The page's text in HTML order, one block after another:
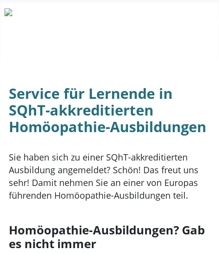
Service für Lernende in
SQhT-akkreditierten
Homöopathie-Ausbildungen
Sie haben sich zu einer SQhT-akkreditierten
Ausbildung angemeldet? Schön! Das freut uns
sehr! Damit nehmen Sie an einer von Europas
führenden Homöopathie-Ausbildungen teil.
Homöopathie-Ausbildungen? Gab
es nicht immer